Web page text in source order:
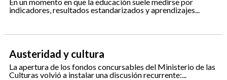
indicadores, resultados estandarizados y aprendizajes...
Austeridad y cultura
La apertura de los fondos concursables del Ministerio de las
Culturas volvió a instalar una discusión recurrente:...